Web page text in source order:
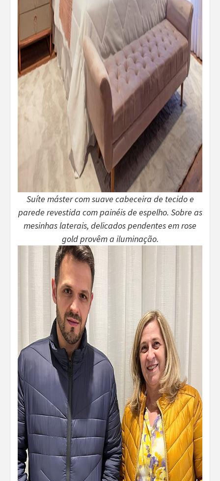
Suíte máster com suave cabeceira de tecido e
parede revestida com painéis de espelho. Sobre as
mesinhas laterais, delicados pendentes em rose
gold provêm a iluminação.